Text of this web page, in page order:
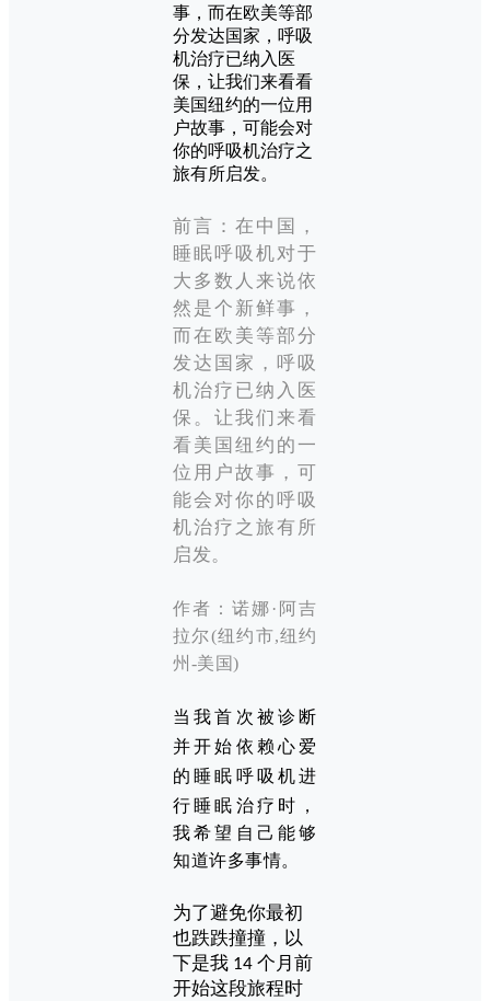
事，而在欧美等部
分发达国家，呼吸
机治疗已纳入医
保，让我们来看看
美国纽约的一位用
户故事，可能会对
你的呼吸机治疗之
旅有所启发。
前言：在中国，
睡眠呼吸机对于
大多数人来说依
然是个新鲜事，
而在欧美等部分
发达国家，呼吸
机治疗已纳入医
保。让我们来看
看美国纽约的一
位用户故事，可
能会对你的呼吸
机治疗之旅有所
启发。
作者：诺娜·阿吉
拉尔(纽约市,纽约
州-美国)
当我首次被诊断
并开始依赖心爱
的 睡眠呼吸机进
行睡眠治疗时，
我希望自己能够
知道许多事情。
为了避免你最初
也跌跌撞撞，以
下是我 14 个月前
开始这段旅程时